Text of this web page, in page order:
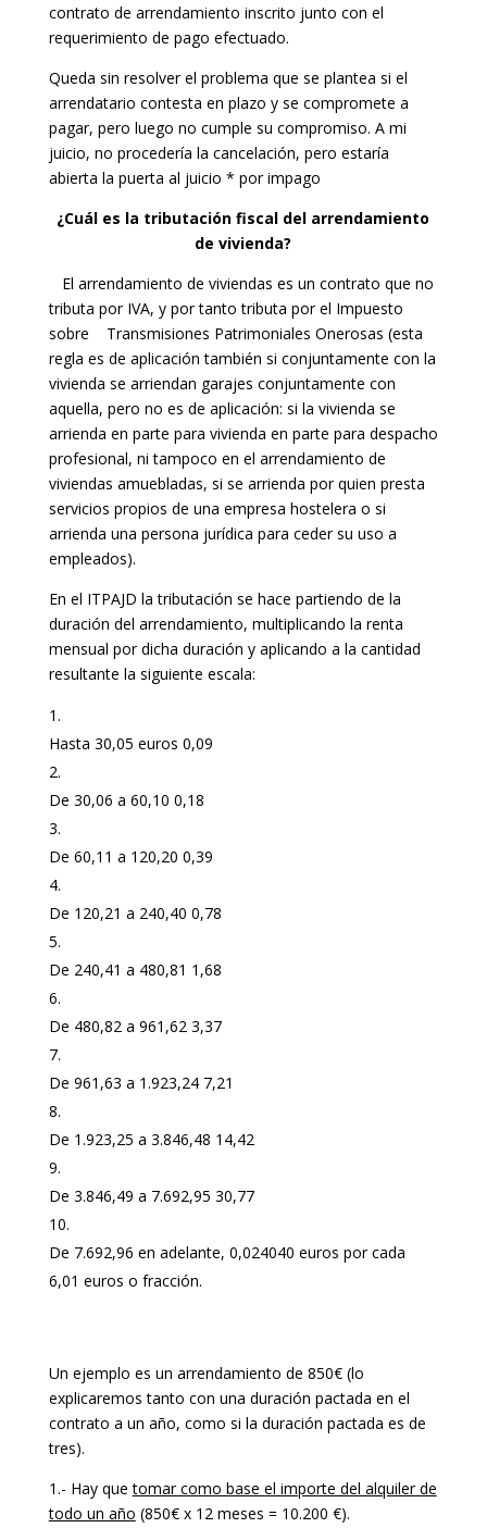
contrato de arrendamiento inscrito junto con el
requerimiento de pago efectuado.
Queda sin resolver el problema que se plantea si el
arrendatario contesta en plazo y se compromete a
pagar, pero luego no cumple su compromiso. A mi
juicio, no procedería la cancelación, pero estaría
abierta la puerta al juicio * por impago
¿Cuál es la tributación fiscal del arrendamiento
de vivienda?
El arrendamiento de viviendas es un contrato que no
tributa por IVA, y por tanto tributa por el Impuesto
sobre Transmisiones Patrimoniales Onerosas (esta
regla es de aplicación también si conjuntamente con la
vivienda se arriendan garajes conjuntamente con
aquella, pero no es de aplicación: si la vivienda se
arrienda en parte para vivienda en parte para despacho
profesional, ni tampoco en el arrendamiento de
viviendas amuebladas, si se arrienda por quien presta
servicios propios de una empresa hostelera o si
arrienda una persona jurídica para ceder su uso a
empleados).
En el ITPAJD la tributación se hace partiendo de la
duración del arrendamiento, multiplicando la renta
mensual por dicha duración y aplicando a la cantidad
resultante la siguiente escala:
Hasta 30,05 euros 0,09
De 30,06 a 60,10 0,18
De 60,11 a 120,20 0,39
De 120,21 a 240,40 0,78
De 240,41 a 480,81 1,68
De 480,82 a 961,62 3,37
De 961,63 a 1.923,24 7,21
De 1.923,25 a 3.846,48 14,42
De 3.846,49 a 7.692,95 30,77
De 7.692,96 en adelante, 0,024040 euros por cada
6,01 euros o fracción.
Un ejemplo es un arrendamiento de 850€ (lo
explicaremos tanto con una duración pactada en el
contrato a un año, como si la duración pactada es de
tres).
1.- Hay quetomar como base el importe del alquiler de
todo un año (850€ x 12 meses = 10.200 €).